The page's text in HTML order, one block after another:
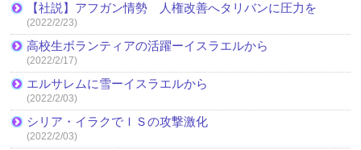
【社説】アフガン情勢 人権改善へタリバンに圧力を
(2022/2/23)
高校生ボランティアの活躍ーイスラエルから
(2022/2/17)
エルサレムに雪ーイスラエルから
(2022/2/03)
シリア・イラクでＩＳの攻撃激化
(2022/2/03)